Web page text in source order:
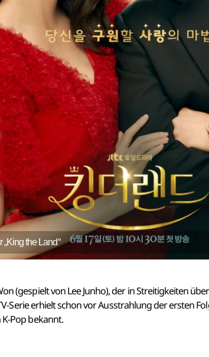
„King the Land“
(gespielt von Lee Junho), der in Streitigkeiten
Serie erhielt schon vor Ausstrahlung der ersten
Pop bekannt.